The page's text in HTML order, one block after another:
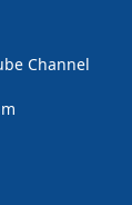
Channel